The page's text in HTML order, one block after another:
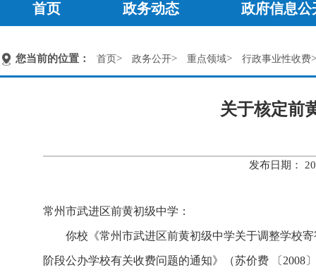
首页 政务动态 政府信息公
您当前的位置： 首页> 政务公开> 重点领域> 行政事业性收费
关于核定前
发布日期：
常州市武进区前黄初级中学：
你校《常州市武进区前黄初级中学关于调整学校
阶段公办学校有关收费问题的通知》（苏价费 〔2008